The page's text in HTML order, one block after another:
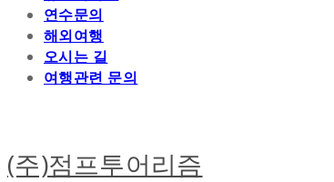
연수문의
해외여행
오시는 길
여행관련 문의
(주)점프투어리즘